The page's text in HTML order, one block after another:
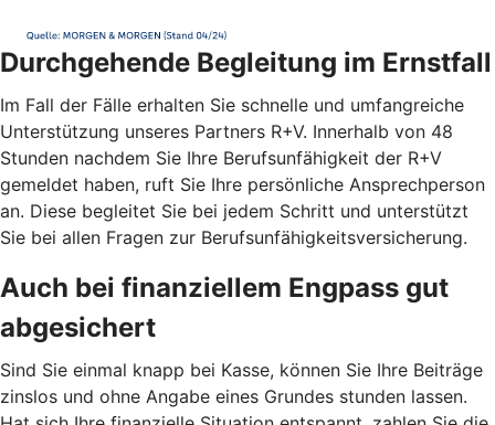
Durchgehende Begleitung im Ernstfall
Im Fall der Fälle erhalten Sie schnelle und umfangreiche
Unterstützung unseres Partners R+V. Innerhalb von 48
Stunden nachdem Sie Ihre Berufsunfähigkeit der R+V
gemeldet haben, ruft Sie Ihre persönliche Ansprechperson
an. Diese begleitet Sie bei jedem Schritt und unterstützt
Sie bei allen Fragen zur Berufsunfähigkeitsversicherung.
Auch bei finanziellem Engpass gut
abgesichert
Sind Sie einmal knapp bei Kasse, können Sie Ihre Beiträge
zinslos und ohne Angabe eines Grundes stunden lassen.